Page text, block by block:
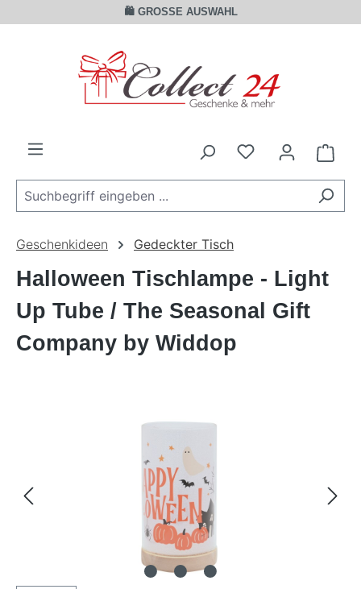
Zum Hauptinhalt springen🛍️ GROSSE AUSWAHL
Geschenkideen Gedeckter Tisch
Halloween Tischlampe - Light
Up Tube / The Seasonal Gift
Company by Widdop